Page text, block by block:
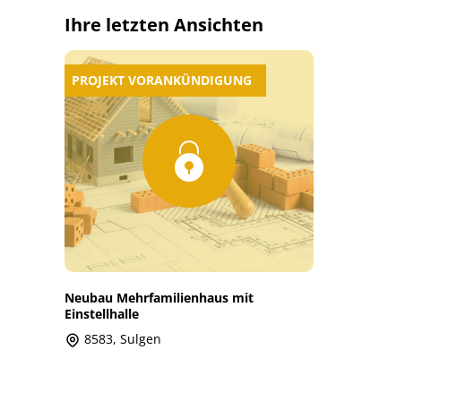
Ihre letzten Ansichten
PROJEKT VORANKÜNDIGUNG
Neubau Mehrfamilienhaus mit
Einstellhalle
8583, Sulgen